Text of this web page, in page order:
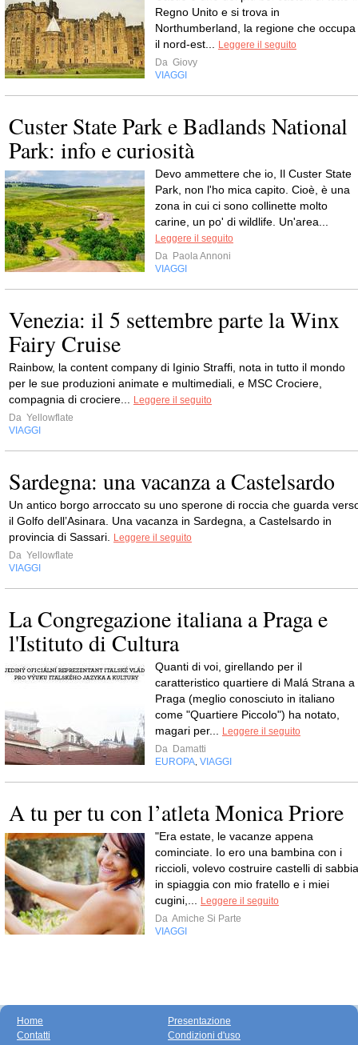
Regno Unito e si trova in
Northumberland, la regione che occupa
il nord-est...
Leggere il seguito
Da Giovy
VIAGGI
Custer State Park e Badlands National
Park: info e curiosità
Devo ammettere che io, Il Custer State
Park, non l'ho mica capito. Cioè, è una
zona in cui ci sono collinette molto
carine, un po' di wildlife. Un'area...
Leggere il seguito
Da Paola Annoni
VIAGGI
Venezia: il 5 settembre parte la Winx
Fairy Cruise
Rainbow, la content company di Iginio Straffi, nota in tutto il mondo
per le sue produzioni animate e multimediali, e MSC Crociere,
compagnia di crociere...
Leggere il seguito
Da Yellowflate
VIAGGI
Sardegna: una vacanza a Castelsardo
Un antico borgo arroccato su uno sperone di roccia che guarda
il Golfo dell’Asinara. Una vacanza in Sardegna, a Castelsardo in
provincia di Sassari.
Leggere il seguito
Da Yellowflate
VIAGGI
La Congregazione italiana a Praga e
l'Istituto di Cultura
Quanti di voi, girellando per il
caratteristico quartiere di Malá Strana a
Praga (meglio conosciuto in italiano
come "Quartiere Piccolo") ha notato,
magari per...
Leggere il seguito
Da Damatti
EUROPA VIAGGI
A tu per tu con l’atleta Monica Priore
"Era estate, le vacanze appena
cominciate. Io ero una bambina con i
riccioli, volevo costruire castelli di sabbia
in spiaggia con mio fratello e i miei
cugini,...
Leggere il seguito
Da Amiche Si Parte
VIAGGI
Home
Contatti
Presentazione
Condizioni d'uso